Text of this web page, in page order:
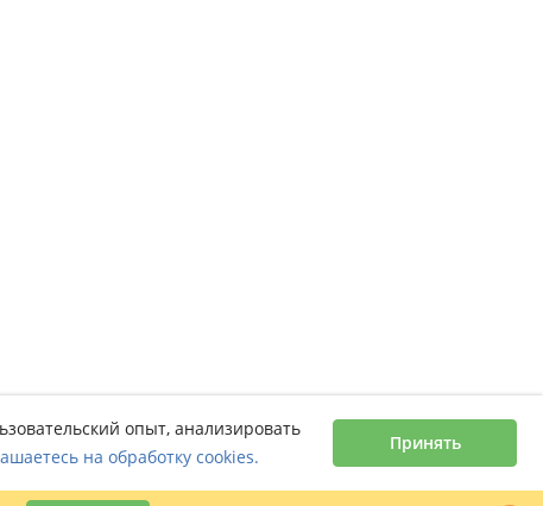
опыт, анализировать
на обработку cookies.
Принять